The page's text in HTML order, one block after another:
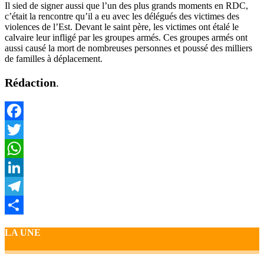
Il sied de signer aussi que l’un des plus grands moments en RDC,
c’était la rencontre qu’il a eu avec les délégués des victimes des
violences de l’Est. Devant le saint père, les victimes ont étalé le
calvaire leur infligé par les groupes armés. Ces groupes armés ont
aussi causé la mort de nombreuses personnes et poussé des milliers
de familles à déplacement.
Rédaction.
Facebook
Twitter
WhatsApp
LinkedIn
Telegram
LA UNE